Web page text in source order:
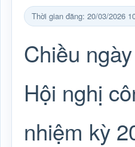
Thời gian đăng: 20/03/2026
Chiều
Hội nghị
nhiệm kỳ